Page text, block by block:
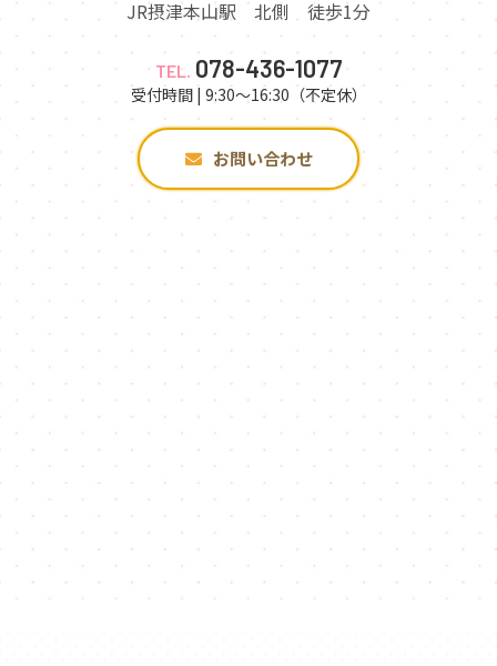
JR摂津本山駅 北側 徒歩1分
TEL. 078-436-1077
受付時間 | 9:30～16:30（不定休）
お問い合わせ